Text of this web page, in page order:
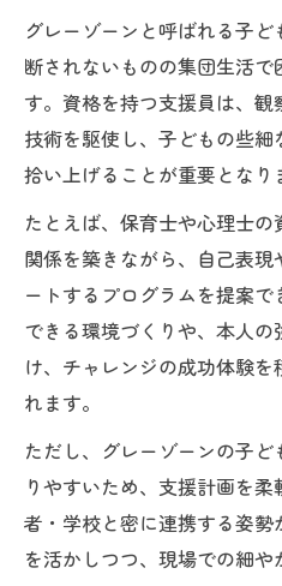
グレーゾーンと呼ばれる子
断されないものの集団生活
す。資格を持つ支援員は、
技術を駆使し、子どもの些
拾い上げることが重要となり
たとえば、保育士や心理士
関係を築きながら、自己表
ートするプログラムを提案
できる環境づくりや、本人
け、チャレンジの成功体験
れます。
ただし、グレーゾーンの子
りやすいため、支援計画を
者・学校と密に連携する姿
を活かしつつ、現場での細や